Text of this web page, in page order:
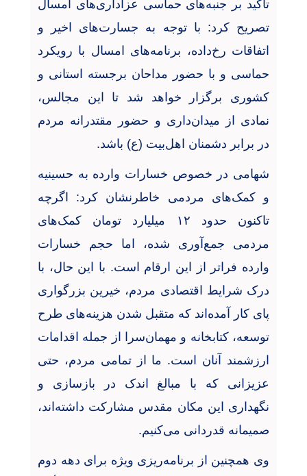
تأکید بر جنبه‌های حماسی عزاداری‌های امسال
تصریح کرد: با توجه به جسارت‌های اخیر و
اتفاقات رخ‌داده، برنامه‌های امسال با رویکرد
حماسی و با حضور مداحان برجسته استانی و
کشوری برگزار خواهد شد تا این مجالس،
نمادی از میدان‌داری و حضور مقتدرانه مردم
در برابر دشمنان اهل‌بیت (ع) باشد.
شهامی در خصوص خسارات وارده به حسینیه
و کمک‌های مردمی خاطرنشان کرد: اگرچه
تاکنون حدود ۱۲ میلیارد تومان کمک‌های
مردمی جمع‌آوری شده، اما حجم خسارات
وارده فراتر از این ارقام است. با این حال، با
درک شرایط اقتصادی مردم، خیرین بزرگواری
پای کار آمده‌اند که متقبل شدن هزینه‌های طرح
توسعه، کتابخانه و مهمان‌سرا از جمله اقدامات
ارزشمند آنان است. ما از تمامی مردم، حتی
عزیزانی که با مبالغ اندک در بازسازی و
نگهداری این مکان مقدس مشارکت داشته‌اند،
صمیمانه قدردانی می‌کنیم.
وی همچنین از برنامه‌ریزی ویژه برای دهه دوم